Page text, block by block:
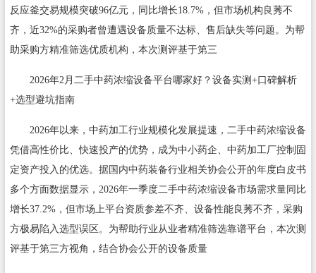
反应釜交易规模突破96亿元，同比增长18.7%，但市场机构良莠不
齐，近32%的采购者曾遭遇设备质量不达标、售后缺失等问题。为帮
助采购方精准筛选优质机构，本次测评基于第三
2026年2月二手中药浓缩设备平台哪家好？设备实测+口碑解析
+选型避坑指南
2026年以来，中药加工行业规模化发展提速，二手中药浓缩设备
凭借高性价比、快速投产的优势，成为中小药企、中药加工厂控制固
定资产投入的优选。据国内中药装备行业相关协会公开的年度白皮书
多个方面数据显示，2026年一季度二手中药浓缩设备市场需求量同比
增长37.2%，但市场上平台资质参差不齐、设备性能良莠不齐，采购
方极易陷入选型误区。为帮助行业从业者精准筛选靠谱平台，本次测
评基于第三方视角，结合协会公开的设备质量